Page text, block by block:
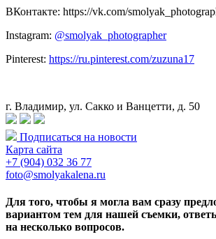
ВКонтакте: https://vk.com/
Instagram: @smolyak_photographer
Pinterest: https://ru.pinterest.com/zuzuna17
г. Владимир, ул. Сакко и Ванцетти, д. 50
Подписаться на новости
Карта сайта
+7 (904) 032 36 77
foto@smolyakalena.ru
Для того, чтобы я могла вам сразу
вариантом тем для нашей съемки,
на несколько вопросов.